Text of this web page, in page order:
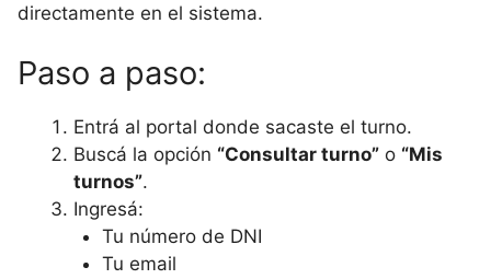
directamente en el sistema.
Paso a paso:
Entrá al portal donde sacaste el turno.
Buscá la opción “Consultar turno” o “Mis
turnos”.
Ingresá:
Tu número de DNI
Tu email